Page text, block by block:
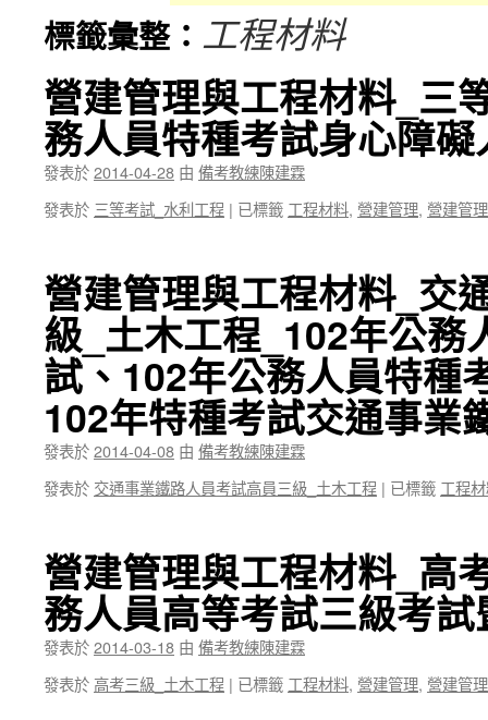
標籤彙整： 工程材料
營建管理與工程材料_三
務人員特種考試身心障
發表於2014-04-28 由 備考教練陳建霖
發表於 三等考試_水利工程 | 已標籤 工程材料, 營建管理, 營建管
營建管理與工程材料_交
級_土木工程_102年公務
試、102年公務人員特種
102年特種考試交通事業
發表於2014-04-08 由 備考教練陳建霖
發表於 交通事業鐵路人員考試高員三級_土木工程 | 已標籤 工程
營建管理與工程材料_高
務人員高等考試三級考
發表於2014-03-18 由 備考教練陳建霖
發表於 高考三級_土木工程 | 已標籤 工程材料, 營建管理, 營建管